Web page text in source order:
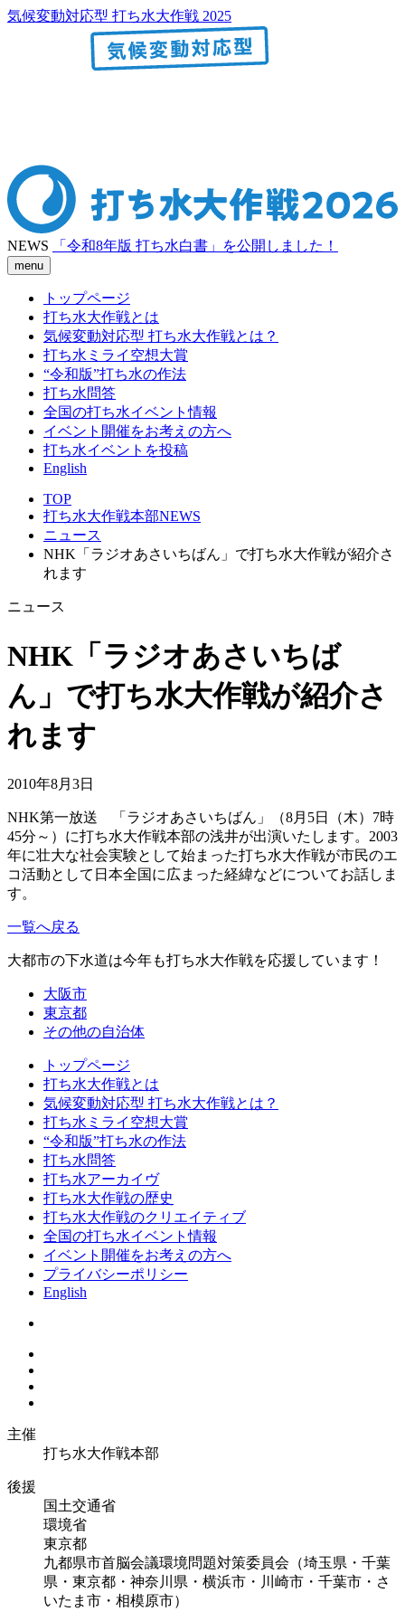
気候変動対応型 打ち水大作戦 2025
NEWS 「令和8年版 打ち水白書」を公開しました！
menu
トップページ
打ち水大作戦とは
気候変動対応型 打ち水大作戦とは？
打ち水ミライ空想大賞
“令和版”打ち水の作法
打ち水問答
全国の打ち水イベント情報
イベント開催をお考えの方へ
打ち水イベントを投稿
English
TOP
打ち水大作戦本部NEWS
ニュース
NHK「ラジオあさいちばん」で打ち水大作戦が紹介さ
れます
ニュース
NHK「ラジオあさいちば
ん」で打ち水大作戦が紹介さ
れます
2010年8月3日
NHK第一放送 「ラジオあさいちばん」（8月5日（木）7時
45分～）に打ち水大作戦本部の浅井が出演いたします。2003
年に壮大な社会実験として始まった打ち水大作戦が市民のエ
コ活動として日本全国に広まった経緯などについてお話しま
す。
一覧へ戻る
大都市の下水道は今年も打ち水大作戦を応援しています！
大阪市
東京都
その他の自治体
トップページ
打ち水大作戦とは
気候変動対応型 打ち水大作戦とは？
打ち水ミライ空想大賞
“令和版”打ち水の作法
打ち水問答
打ち水アーカイヴ
打ち水大作戦の歴史
打ち水大作戦のクリエイティブ
全国の打ち水イベント情報
イベント開催をお考えの方へ
プライバシーポリシー
English
主催
打ち水大作戦本部
後援
国土交通省
環境省
東京都
九都県市首脳会議環境問題対策委員会（埼玉県・千葉
県・東京都・神奈川県・横浜市・川崎市・千葉市・さ
いたま市・相模原市）